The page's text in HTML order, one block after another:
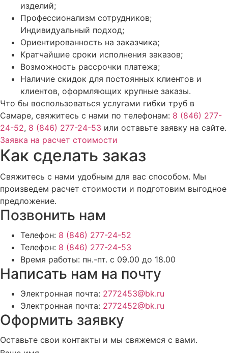
изделий;
Профессионализм сотрудников;
Индивидуальный подход;
Ориентированность на заказчика;
Кратчайшие сроки исполнения заказов;
Возможность рассрочки платежа;
Наличие скидок для постоянных клиентов и
клиентов, оформляющих крупные заказы.
Что бы воспользоваться услугами гибки труб в
Самаре, свяжитесь с нами по телефонам: 8 (846) 277-
24-52, 8 (846) 277-24-53 или оставьте заявку на сайте.
Заявка на расчет стоимости
Как сделать заказ
Свяжитесь с нами удобным для вас способом. Мы
произведем расчет стоимости и подготовим выгодное
предложение.
Позвонить нам
Телефон: 8 (846) 277-24-52
Телефон: 8 (846) 277-24-53
Время работы: пн.-пт. с 09.00 до 18.00
Написать нам на почту
Электронная почта: 2772453@bk.ru
Электронная почта: 2772452@bk.ru
Оформить заявку
Оставьте свои контакты и мы свяжемся с вами.